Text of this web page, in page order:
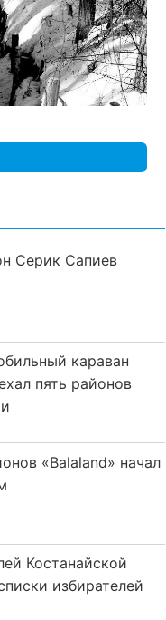
Серик Сапиев
караван
пять районов
«Balaland» начал
Костанайской
избирателей